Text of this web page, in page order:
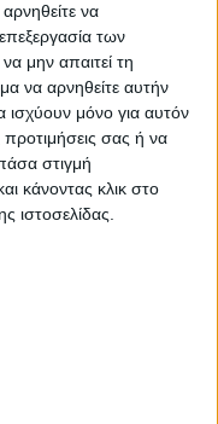
να
των
μην απαιτεί τη
να αρνηθείτε αυτήν
ισχύουν μόνο για αυτόν
προτιμήσεις σας ή να
στιγμή
κάνοντας κλικ στο
ιστοσελίδας.
κυρίως την
της
σε
σήμερα
επίσκεψη.